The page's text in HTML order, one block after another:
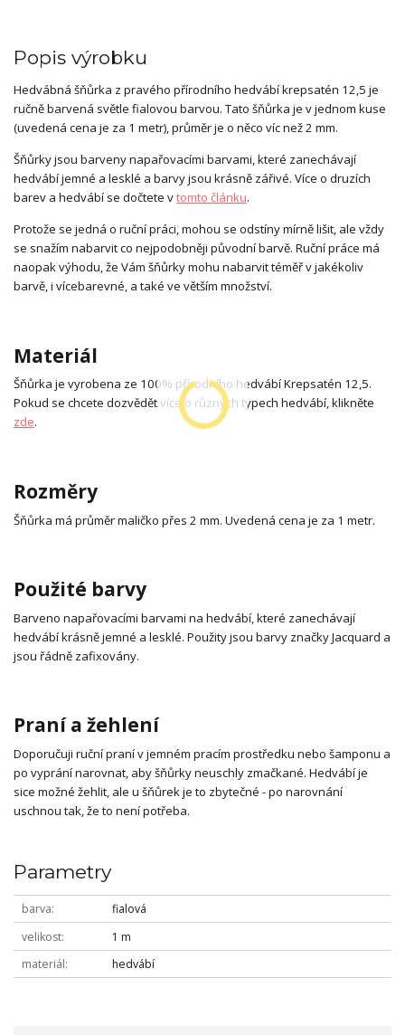
Popis výrobku
Hedvábná šňůrka z pravého přírodního hedvábí krepsatén 12,5 je
ručně barvená světle fialovou barvou. Tato šňůrka je v jednom kuse
(uvedená cena je za 1 metr), průměr je o něco víc než 2 mm.
Šňůrky jsou barveny napařovacími barvami, které zanechávají
hedvábí jemné a lesklé a barvy jsou krásně zářivé. Více o druzích
barev a hedvábí se dočtete vtomto článku.
Protože se jedná o ruční práci, mohou se odstíny mírně lišit, ale vždy
se snažím nabarvit co nejpodobněji původní barvě. Ruční práce má
naopak výhodu, že Vám šňůrky mohu nabarvit téměř v jakékoliv
barvě, i vícebarevné, a také ve větším množství.
Materiál
Šňůrka je vyrobena ze 100% přírodního hedvábí Krepsatén 12,5.
Pokud se chcete dozvědět více o různých typech hedvábí, klikněte
zde.
Rozměry
Šňůrka má průměr maličko přes 2 mm. Uvedená cena je za 1 metr.
Použité barvy
Barveno napařovacími barvami na hedvábí, které zanechávají
hedvábí krásně jemné a lesklé. Použity jsou barvy značky Jacquard a
jsou řádně zafixovány.
Praní a žehlení
Doporučuji ruční praní v jemném pracím prostředku nebo šamponu a
po vyprání narovnat, aby šňůrky neuschly zmačkané. Hedvábí je
sice možné žehlit, ale u šňůrek je to zbytečné - po narovnání
uschnou tak, že to není potřeba.
Parametry
barva
fialová
velikost
1 m
materiál
hedvábí